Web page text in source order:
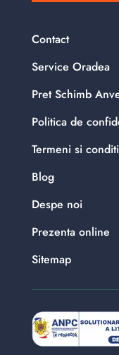
Contact
Service Oradea
Pret Schimb
Politica de
Termeni si
Blog
Despe noi
Prezenta online
Sitemap